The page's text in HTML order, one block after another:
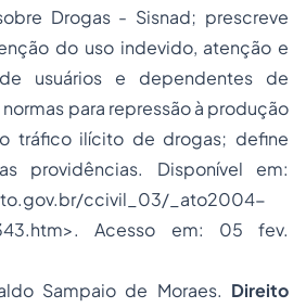
Drogas - Sisnad; prescreve
do uso indevido, atenção e
usuários e dependentes de
para repressão à produção
tráfico ilícito de drogas; define
providências. Disponível em:
ccivil_03/_ato2004-
Acesso em: 05 fev.
Sampaio de Moraes. Direito